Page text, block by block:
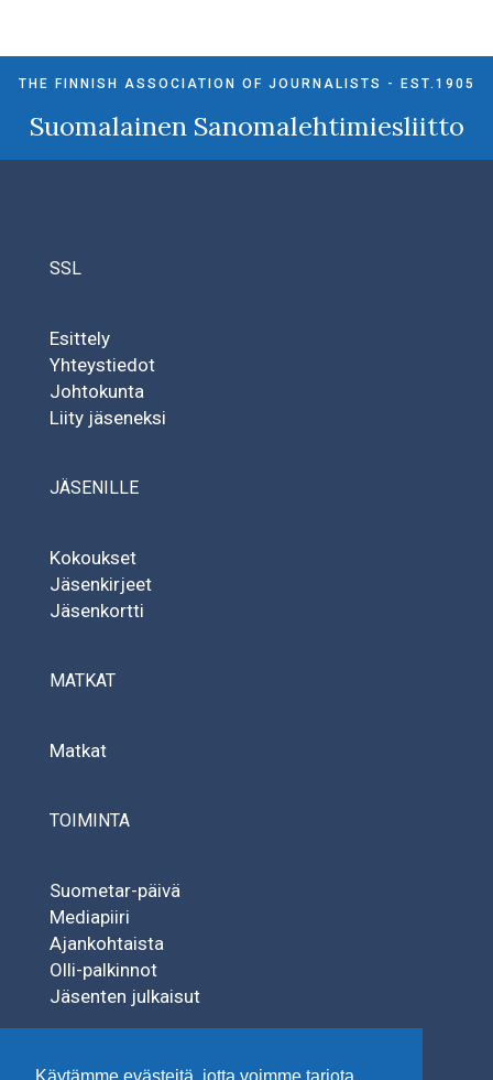
THE FINNISH ASSOCIATION OF JOURNALISTS - EST.1905
Suomalainen Sanomalehtimiesliitto
SSL
Esittely
Yhteystiedot
Johtokunta
Liity jäseneksi
JÄSENILLE
Kokoukset
Jäsenkirjeet
Jäsenkortti
MATKAT
Matkat
TOIMINTA
Suometar-päivä
Mediapiiri
Ajankohtaista
Olli-palkinnot
Jäsenten julkaisut
SÄÄTIÖT